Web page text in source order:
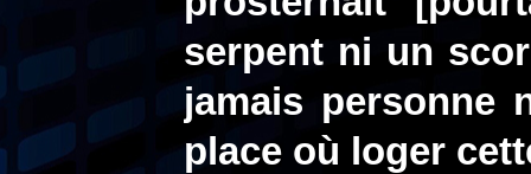
serpent ni un
jamais personne
place où loger